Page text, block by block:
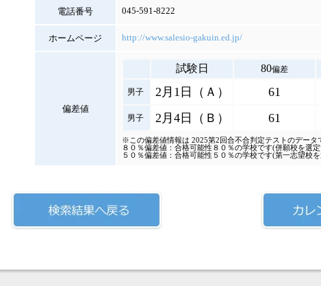
電話番号 045-591-8222
ホームページ http://www.salesio-gakuin.ed.jp/
偏差値
試験日 80偏差
男子 2月1日（Ａ） 61
男子 2月4日（Ｂ） 61
※この偏差値情報は 2025第2回合不合判定テストのデータ
８０％偏差値：合格可能性８０％の学校です(併願校を選
５０％偏差値：合格可能性５０％の学校です(第一志望校